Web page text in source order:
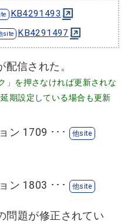
KB4291493
KB4291497
信された。
」を押さなければ更新されな
期設定している場合も更新
ン 1709 ･･･
ン 1803 ･･･
問題が修正されてい